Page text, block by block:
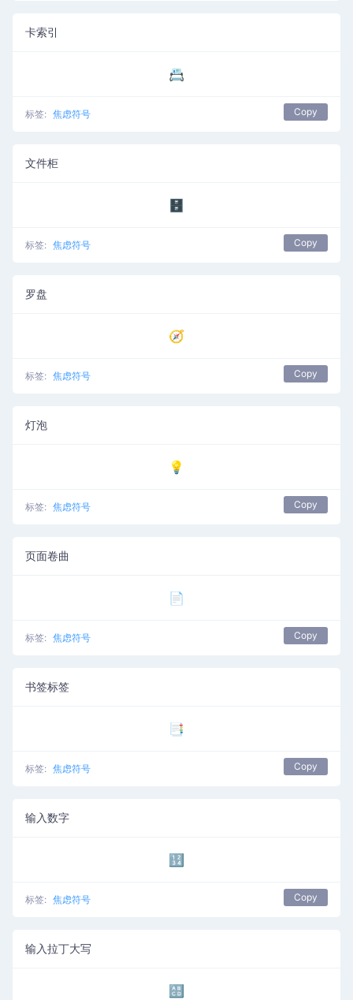
卡索引
📇
标签: 焦虑符号 Copy
文件柜
🗄️
标签: 焦虑符号 Copy
罗盘
🧭
标签: 焦虑符号 Copy
灯泡
💡
标签: 焦虑符号 Copy
页面卷曲
📄
标签: 焦虑符号 Copy
书签标签
📑
标签: 焦虑符号 Copy
输入数字
🔢
标签: 焦虑符号 Copy
输入拉丁大写
🔠